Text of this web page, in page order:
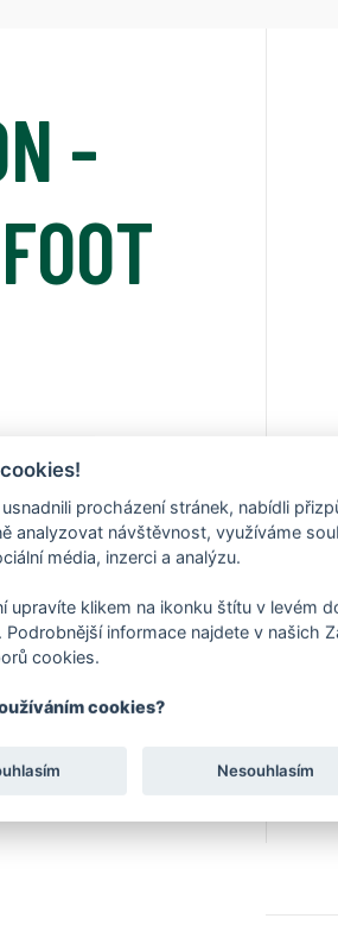
-
procházení stránek, nabídli
analyzovat návštěvnost, využíváme
média, inzerci a analýzu.
upravíte klikem na ikonku štítu v levém
Podrobnější informace najdete v našich
cookies.
cookies?
Nesouhlasím